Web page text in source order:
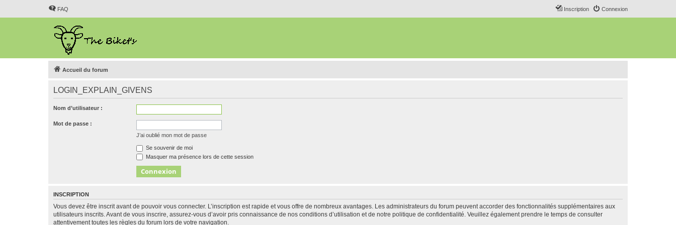
FAQ Connexion
Inscription
Accueil du forum
LOGIN_EXPLAIN_GIVENS
Nom d’utilisateur :
Mot de passe :
J’ai oublié mon mot de passe
Se souvenir de moi
Masquer ma présence lors de cette session
INSCRIPTION
Vous devez être inscrit avant de pouvoir vous connecter. L’inscription est rapide et vous offre de nombreux avantages. Les administrateurs du forum peuvent accorder des fonctionnalités supplémentaires aux
utilisateurs inscrits. Avant de vous inscrire, assurez-vous d’avoir pris connaissance de nos conditions d’utilisation et de notre politique de confidentialité. Veuillez également prendre le temps de consulter
attentivement toutes les règles du forum lors de votre navigation.